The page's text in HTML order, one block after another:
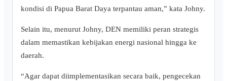
kondisi di Papua Barat Daya terpantau aman,” kata Johny.
Selain itu, menurut Johny, DEN memiliki peran strategis
dalam memastikan kebijakan energi nasional hingga ke
daerah.
“Agar dapat diimplementasikan secara baik, pengecekan